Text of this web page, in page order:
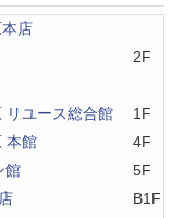
店
2F
リユース総合館
1F
本館
4F
館
5F
B1F